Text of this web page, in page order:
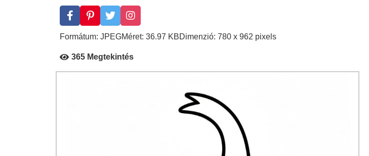
Formátum: JPEGMéret: 36.97 KBDimenzió: 780 x 962 pixels
365 Megtekintés